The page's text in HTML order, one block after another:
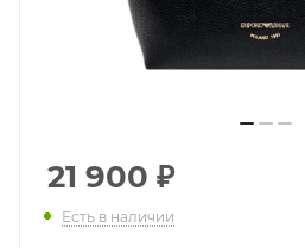
21 900 ₽
Есть в наличии